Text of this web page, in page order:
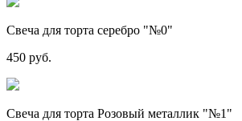
Свеча для торта серебро "№0"
450 руб.
Свеча для торта Розовый металлик "№1"